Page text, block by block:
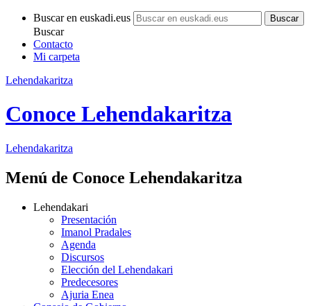
Buscar en euskadi.eus
Buscar
Contacto
Mi carpeta
Lehendakaritza
Conoce Lehendakaritza
Lehendakaritza
Menú de Conoce Lehendakaritza
Lehendakari
Presentación
Imanol Pradales
Agenda
Discursos
Elección del Lehendakari
Predecesores
Ajuria Enea